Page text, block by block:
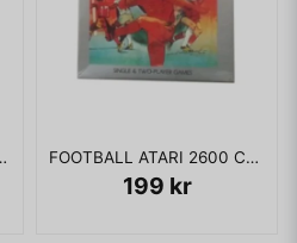
Cartridge FOOTBALL ATARI 2600 Cartridge NYTT
199 kr